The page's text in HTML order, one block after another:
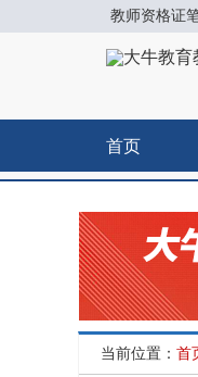
教师资格证
首页
当前位置： 首